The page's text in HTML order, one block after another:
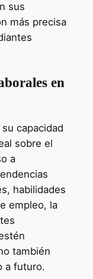
sus
más precisa
en
capacidad
sobre el
a
habilidades
empleo, la
también
a futuro.